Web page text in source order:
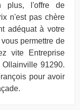
plus, l'offre de
n'est pas chère
adéquat à votre
permettre de
vite Entreprise
91290.
pour avoir